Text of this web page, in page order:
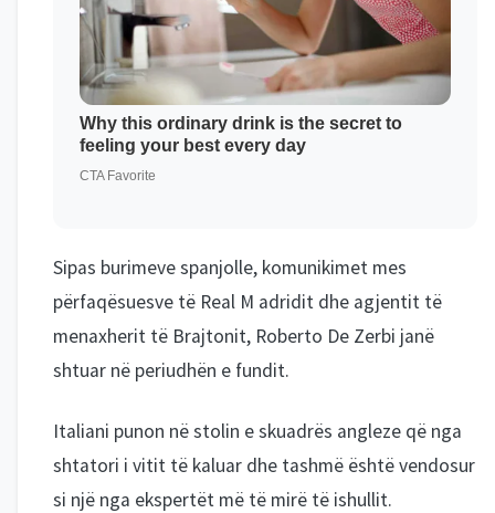
Sipas burimeve spanjolle, komunikimet mes
përfaqësuesve të Real M adridit dhe agjentit të
menaxherit të Brajtonit, Roberto De Zerbi janë
shtuar në periudhën e fundit.
Italiani punon në stolin e skuadrës angleze që nga
shtatori i vitit të kaluar dhe tashmë është vendosur
si një nga ekspertët më të mirë të ishullit.